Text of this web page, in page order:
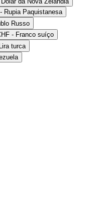
Rupia Paquistanesa
Russo
- Franco suíço
turca